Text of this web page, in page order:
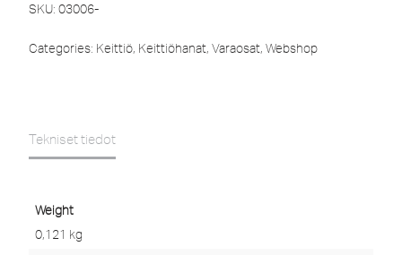
SKU: 03006-
Categories: Keittiö, Keittiöhanat, Varaosat, Webshop
Tekniset tiedot
Weight
0,121 kg